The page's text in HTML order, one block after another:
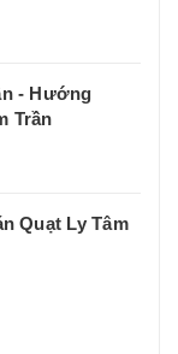
- Hướng
Trần
Quạt Ly Tâm